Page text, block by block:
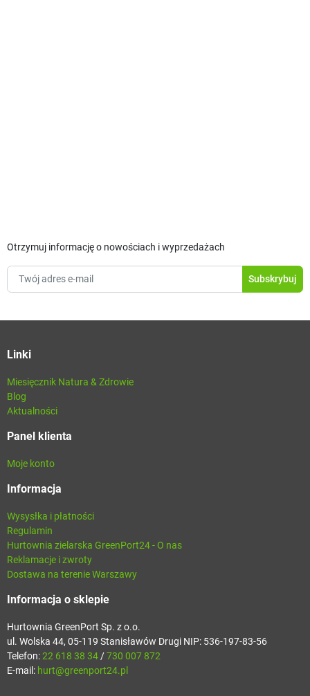
Otrzymuj informację o nowościach i wyprzedażach
Linki
Miesięcznik Natura & Zdrowie
Blog
Aktualności
Panel klienta
Moje konto
Informacja
Wysysłka i płatności
Regulamin
Hurtownia zielarska GreenPort24 - O nas
Reklamacje i zwroty
Dostawa na terenie Warszawy
Informacja o sklepie
Hurtownia GreenPort Sp. z o.o.
ul. Wolska 44, 05-119 Stanisławów Drugi NIP: 536-197-83-56
Telefon:22 618 38 34 /730 007 872
E-mail: hurt@greenport24.pl